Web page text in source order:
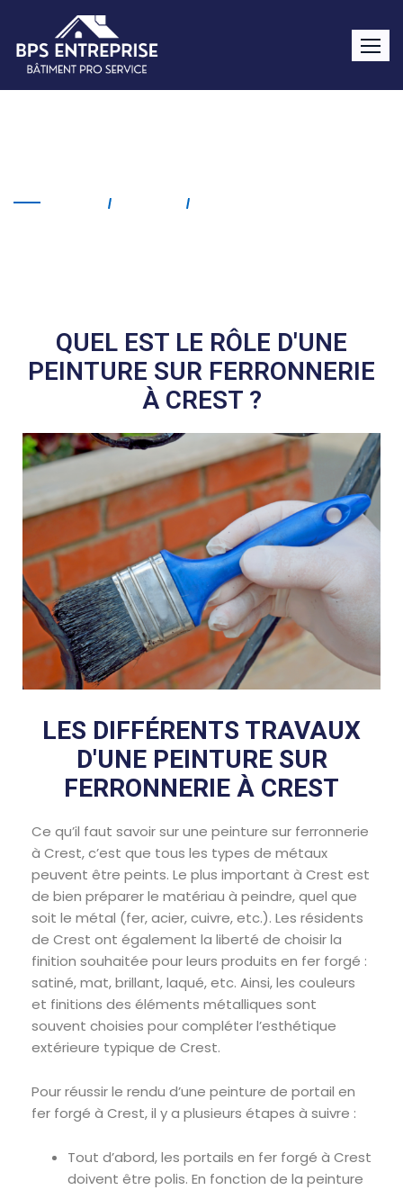
QUEL EST LE RÔLE D'UNE
PEINTURE SUR FERRONNERIE
À CREST ?
LES DIFFÉRENTS TRAVAUX
D'UNE PEINTURE SUR
FERRONNERIE À CREST
Ce qu’il faut savoir sur une peinture sur ferronnerie
à Crest, c’est que tous les types de métaux
peuvent être peints. Le plus important à Crest est
de bien préparer le matériau à peindre, quel que
soit le métal (fer, acier, cuivre, etc.). Les résidents
de Crest ont également la liberté de choisir la
finition souhaitée pour leurs produits en fer forgé :
satiné, mat, brillant, laqué, etc. Ainsi, les couleurs
et finitions des éléments métalliques sont
souvent choisies pour compléter l’esthétique
extérieure typique de Crest.
Pour réussir le rendu d’une peinture de portail en
fer forgé à Crest, il y a plusieurs étapes à suivre :
Tout d’abord, les portails en fer forgé à Crest
doivent être polis. En fonction de la peinture